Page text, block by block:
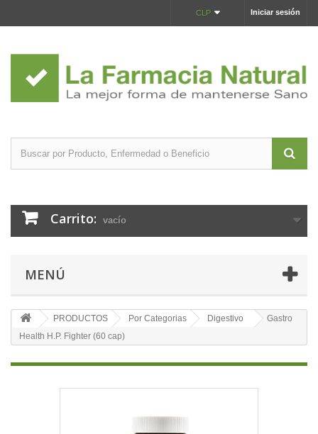
Iniciar sesión
CLP
Carrito: vacío
MENÚ
PRODUCTOS Por Categorias Digestivo
Gastro
Health H.P. Fighter (60 cap)